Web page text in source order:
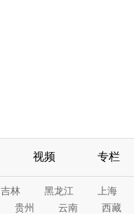
视频 专栏
吉林 黑龙江 上海
贵州 云南 西藏